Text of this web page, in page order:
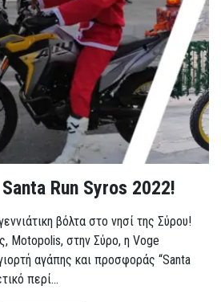
Run Syros 2022!
βόλτα στο νησί της Σύρου!
Motopolis, στην Σύρο, η Voge
αγάπης και προσφοράς “Santa
περί...